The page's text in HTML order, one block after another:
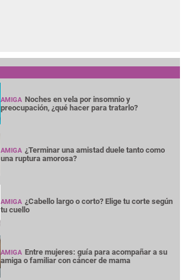
AMIGA Noches en vela por insomnio y
preocupación, ¿qué hacer para tratarlo?
AMIGA ¿Terminar una amistad duele tanto como
una ruptura amorosa?
AMIGA ¿Cabello largo o corto? Elige tu corte según
tu cuello
AMIGA Entre mujeres: guía para acompañar a su
amiga o familiar con cáncer de mama